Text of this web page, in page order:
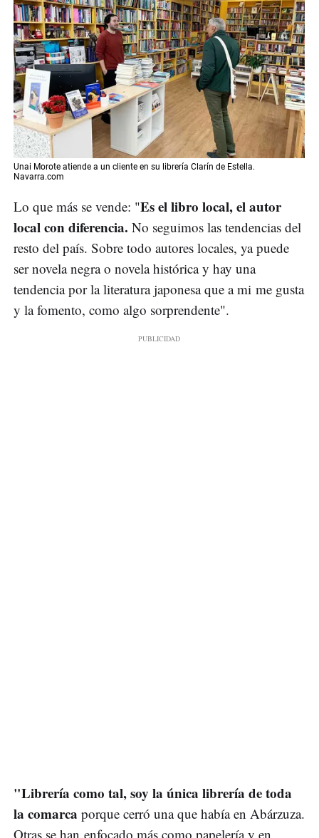
Unai Morote atiende a un cliente en su librería Clarín de Estella.
Navarra.com
Lo que más se vende: "Es el libro local, el autor
local con diferencia. No seguimos las tendencias del
resto del país. Sobre todo autores locales, ya puede
ser novela negra o novela histórica y hay una
tendencia por la literatura japonesa que a mi me gusta
y la fomento, como algo sorprendente".
"Librería como tal, soy la única librería de toda
la comarca porque cerró una que había en Abárzuza.
Otras se han enfocado más como papelería y en